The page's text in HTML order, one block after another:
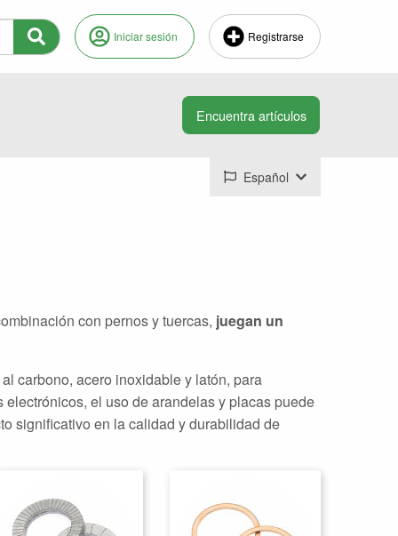
Iniciar sesión Registrarse
Español
con pernos y tuercas, juegan un
carbono, acero inoxidable y latón, para
el uso de arandelas y placas puede
significativo en la calidad y durabilidad de